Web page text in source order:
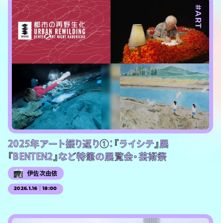
#ART
2025年アート振り返り①：『ライシテ』展
『BENTEN2』など特筆の展覧会・芸術祭
伊佐次由依
2026.1.16｜18:00